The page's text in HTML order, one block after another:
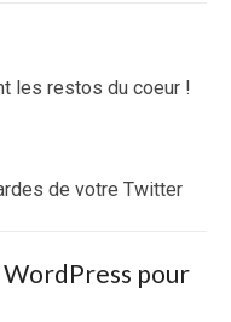
les restos du coeur !
de votre Twitter
pour